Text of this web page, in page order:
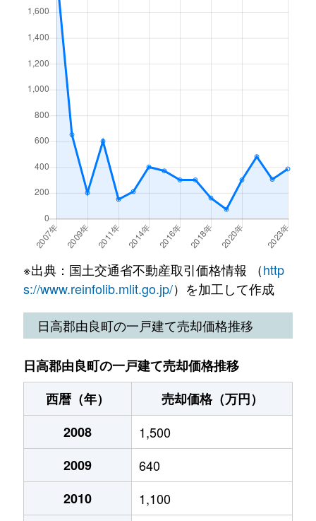
※出典：国土交通省不動産取引価格情報 （http
s://www.reinfolib.mlit.go.jp/）を加工して作成
日高郡由良町の一戸建て売却価格推移
日高郡由良町の一戸建て売却価格推移
西暦（年）
売却価格（万円）
2008
1,500
2009
640
2010
1,100